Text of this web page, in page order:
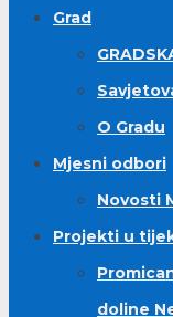
Grad
O Gradu
Mjesni odbori
Novosti
Projekti u
doline